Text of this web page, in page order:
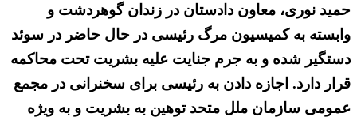
حمید نوری، معاون دادستان در زندان گوهردشت و
وابسته به کمیسیون مرگ رئیسی در حال حاضر در سوئد
دستگیر شده و به جرم جنایت علیه بشریت تحت محاکمه
قرار دارد. اجازه دادن به رئیسی برای سخنرانی در مجمع
عمومی سازمان ملل متحد توهین به بشریت و به ویژه